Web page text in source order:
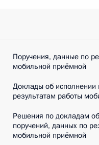
Поручения, данные по
мобильной приёмной
Доклады об исполнении
результатам работы
Решения по докладам
поручений, данных по
мобильной приёмной